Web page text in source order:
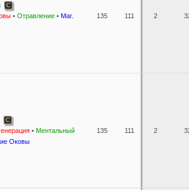
• Отравление • Маг.
135 111 2
• Ментальный
Оковы
135 111 2